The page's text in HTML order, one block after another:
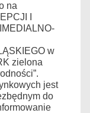
na
I
w
zielona
jest
do